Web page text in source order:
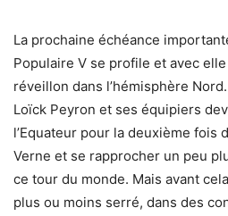
La prochaine échéance
Populaire V se profile et avec elle
réveillon dans l’hémisphère
Loïck Peyron et ses équipiers
l’Equateur pour la deuxième fois
Verne et se rapprocher un peu
ce tour du monde. Mais avant
plus ou moins serré, dans des